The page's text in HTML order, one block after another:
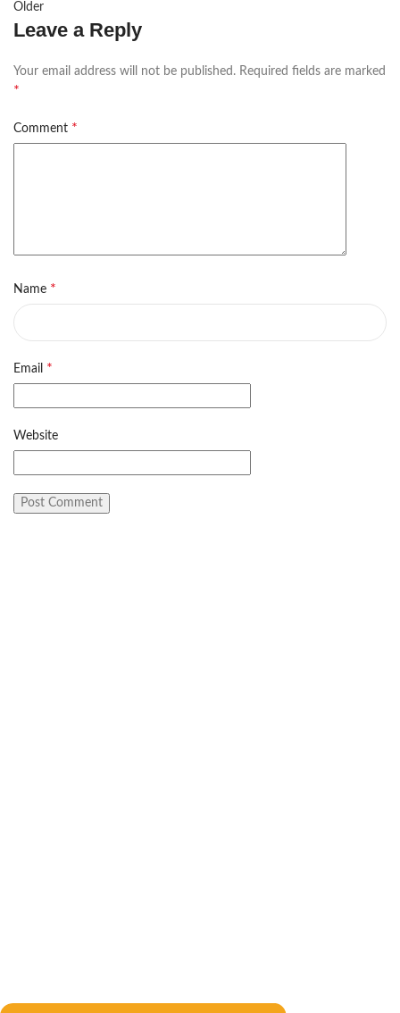
Older
Leave a Reply
Your email address will not be published. Required fields are marked
*
Comment *
Name *
Email *
Website